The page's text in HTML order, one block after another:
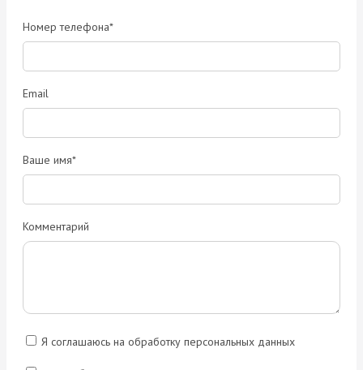
Номер телефона*
Email
Ваше имя*
Комментарий
Я соглашаюсь на обработку персональных данных